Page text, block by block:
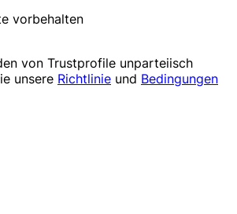
vorbehalten
von Trustprofile unparteiisch
unsere Richtlinie und Bedingungen